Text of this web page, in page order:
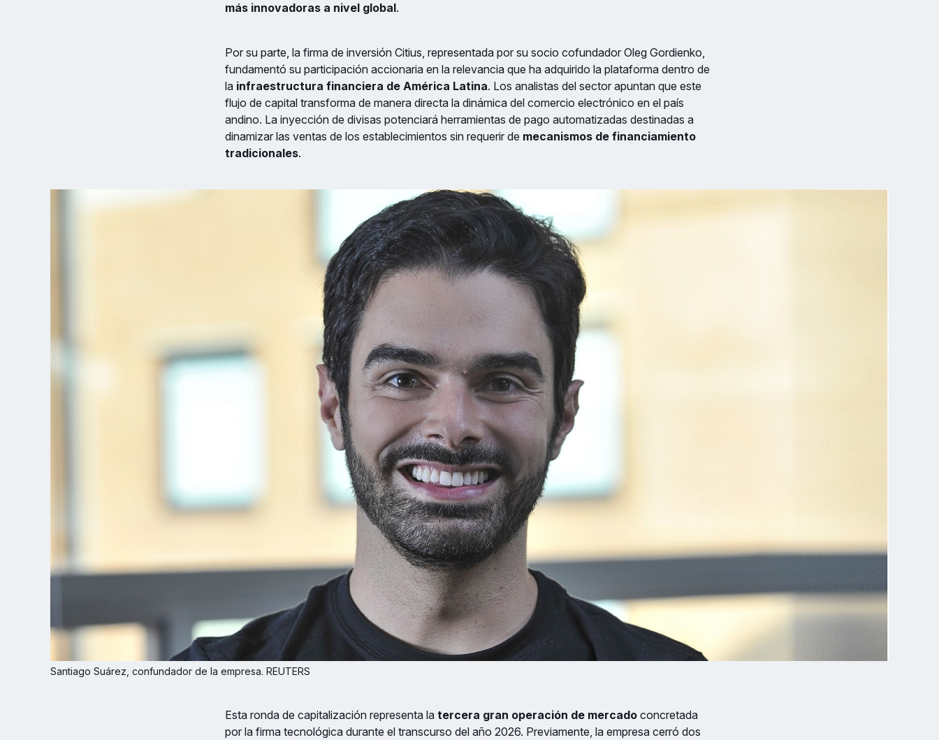
más innovadoras a nivel global.
Por su parte, la firma de inversión Citius, representada por su socio cofundador Oleg Gordienko,
fundamentó su participación accionaria en la relevancia que ha adquirido la plataforma dentro de
la infraestructura financiera de América Latina. Los analistas del sector apuntan que este
flujo de capital transforma de manera directa la dinámica del comercio electrónico en el país
andino. La inyección de divisas potenciará herramientas de pago automatizadas destinadas a
dinamizar las ventas de los establecimientos sin requerir de mecanismos de financiamiento
tradicionales.
Santiago Suárez, confundador de la empresa. REUTERS
Esta ronda de capitalización representa la tercera gran operación de mercado concretada
por la firma tecnológica durante el transcurso del año 2026. Previamente, la empresa cerró dos